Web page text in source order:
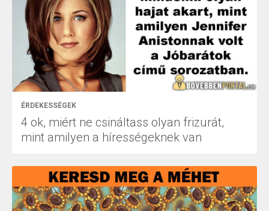
ÉRDEKESSÉGEK
4 ok, miért ne csináltass olyan frizurát,
mint amilyen a hírességeknek van